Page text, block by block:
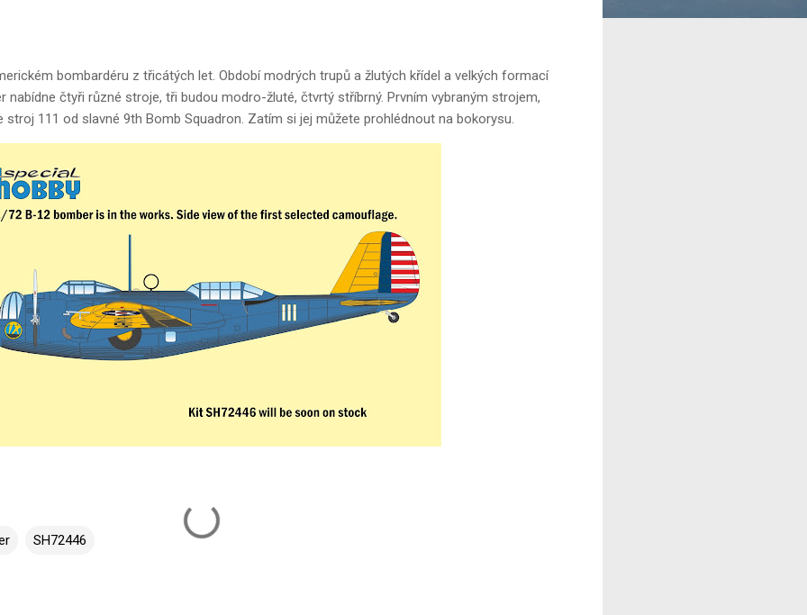
bombardéru z třicátých let. Období modrých trupů a žlutých křídel a velkých formací
nabídne čtyři různé stroje, tři budou modro-žluté, čtvrtý stříbrný. Prvním vybraným strojem,
stroj 111 od slavné 9th Bomb Squadron. Zatím si jej můžete prohlédnout na bokorysu.
SH72446